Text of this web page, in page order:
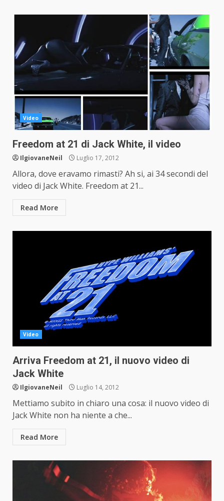
Video
Freedom at 21 di Jack White, il video
IlgiovaneNeil Luglio 17, 2012
Allora, dove eravamo rimasti? Ah si, ai 34 secondi del
video di Jack White. Freedom at 21...
Read More
Video
Arriva Freedom at 21, il nuovo video di
Jack White
IlgiovaneNeil Luglio 14, 2012
Mettiamo subito in chiaro una cosa: il nuovo video di
Jack White non ha niente a che...
Read More